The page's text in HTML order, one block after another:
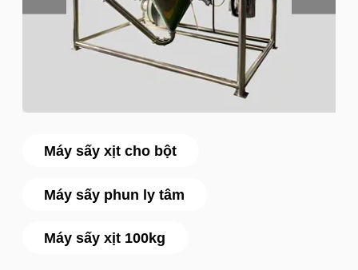
Máy sấy xịt cho bột
Máy sấy phun ly tâm
Máy sấy xịt 100kg